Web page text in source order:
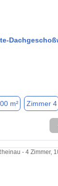
m² Zimmer 4